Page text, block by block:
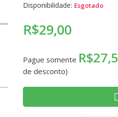
Disponibilidade: Esgotado
R$29,00
Pague somente
de desconto)